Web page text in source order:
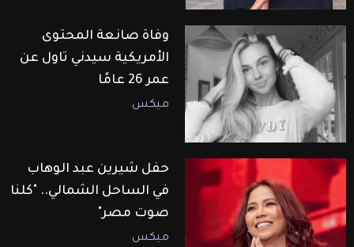
وفاة صانعة المحتوى
الأمريكية سيدني تاول عن
عمر 26 عامًا
ميكس
حفل شيرين عبد الوهاب
في الساحل الشمالي.. "كلنا
صوت مصر"
ميكس